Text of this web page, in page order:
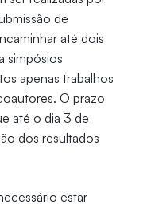
de
até dois
simpósios
apenas trabalhos
O prazo
até o dia 3 de
dos resultados
estar